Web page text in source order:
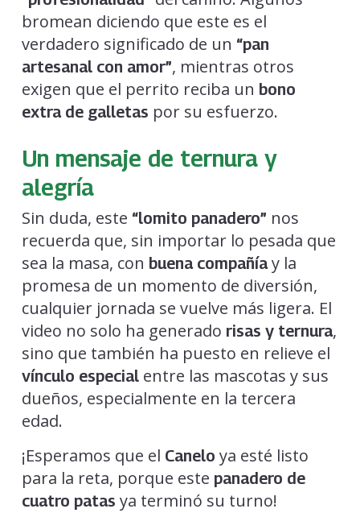
bromean diciendo que este es el
verdadero significado de un “pan
artesanal con amor”, mientras otros
exigen que el perrito reciba un bono
extra de galletas por su esfuerzo.
Un mensaje de ternura y
alegría
Sin duda, este “lomito panadero” nos
recuerda que, sin importar lo pesada que
sea la masa, con buena compañíay la
promesa de un momento de diversión,
cualquier jornada se vuelve más ligera. El
video no solo ha generado risas y ternura,
sino que también ha puesto en relieve el
vínculo especialentre las mascotas y sus
dueños, especialmente en la tercera
edad.
¡Esperamos que el Canelo ya esté listo
para la reta, porque este panadero de
cuatro patas ya terminó su turno!